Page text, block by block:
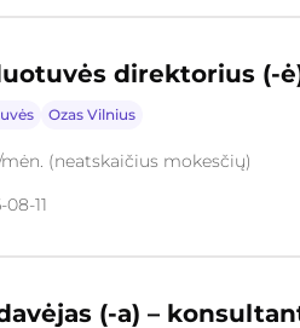
direktorius (-
Ozas Vilnius
(neatskaičius mokesčių)
11
(-a) –